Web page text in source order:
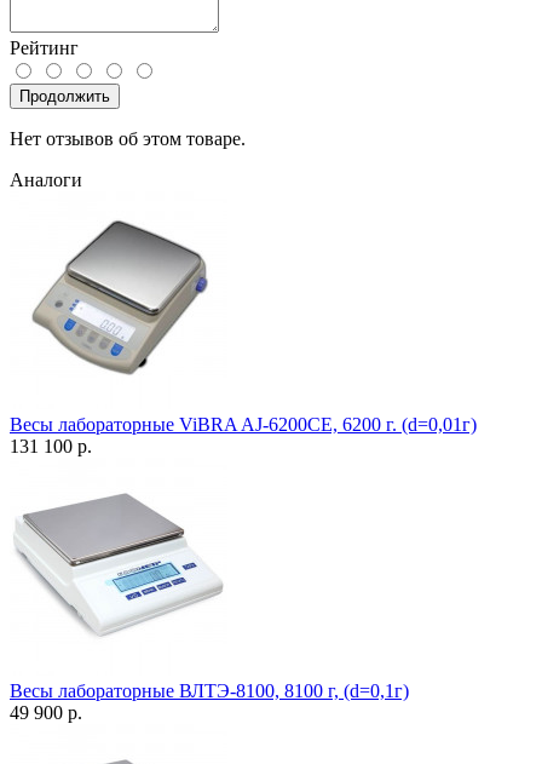
Рейтинг
Продолжить
Нет отзывов об этом товаре.
Аналоги
Весы лабораторные ViBRA AJ-6200CE, 6200 г. (d=0,01г)
131 100 р.
Весы лабораторные ВЛТЭ-8100, 8100 г, (d=0,1г)
49 900 р.